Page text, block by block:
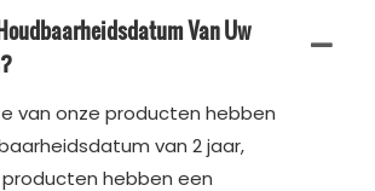
Van Uw
van onze producten hebben
van 2 jaar,
hebben een